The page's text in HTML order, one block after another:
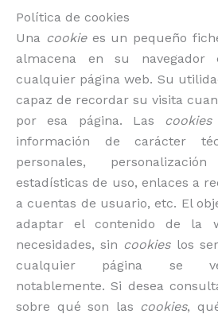
Política de cookies
Una cookiees un pequeño
almacena en su navegador
cualquier página web. Su
capaz de recordar su visita
por esa página. Las cookies
información de carácter
personales,
estadísticas de uso, enlaces a
a cuentas de usuario, etc. El
adaptar el contenido de
necesidades, sin cookieslos
cualquier página se
notablemente. Si desea
sobre qué son las cookies,